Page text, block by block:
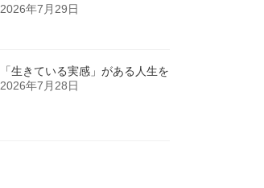
2026年7月29日
「生きている実感」がある人生を
2026年7月28日